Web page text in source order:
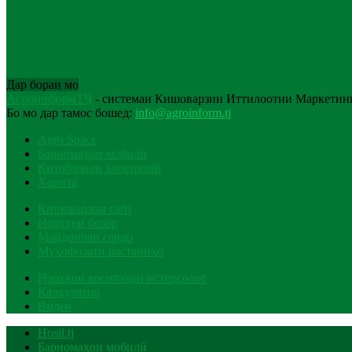
Дар бораи мо
АгроинформТҶ - системаи Кишоварзии Иттилоотии
Бо мо дар тамос бошед: info@agroinform.tj
Agro Space
Барномаҳои мобилӣ
Китобхонаи электронӣ
Харита
Кишоварзии сабз
Нархҳои бозор
Майдончаи савдо
Муҳофизати растаниҳо
Нархҳои воситаҳои истеҳсолот
Калкулятор
Видео
Hosil.tj
Барномаҳои мобилӣ